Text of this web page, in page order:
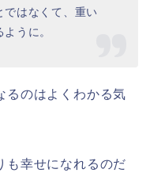
ではなくて、重い
うに。
るのはよくわかる気
も幸せになれるのだ